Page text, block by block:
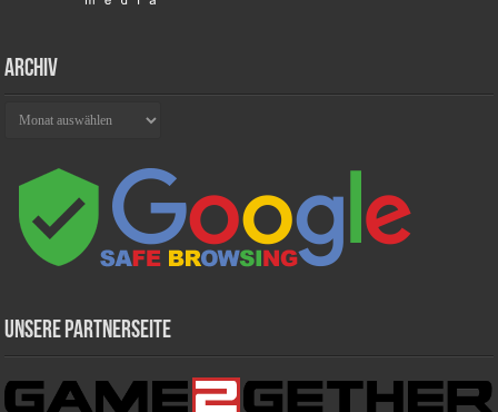
Archiv
Unsere Partnerseite